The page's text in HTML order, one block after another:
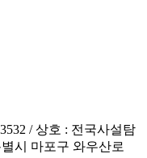
/ 상호 : 전국사설탐
시 마포구 와우산로